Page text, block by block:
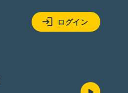
ログイン